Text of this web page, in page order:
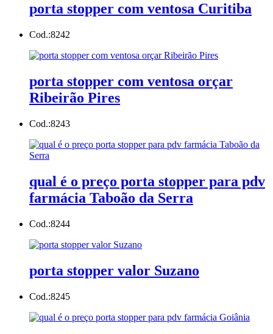
porta stopper com ventosa Curitiba
Cod.:8242
porta stopper com ventosa orçar
Ribeirão Pires
Cod.:8243
qual é o preço porta stopper para pdv
farmácia Taboão da Serra
Cod.:8244
porta stopper valor Suzano
Cod.:8245